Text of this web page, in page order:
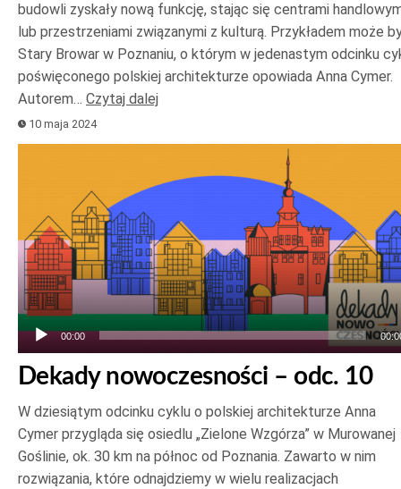
budowli zyskały nową funkcję, stając się centrami
lub przestrzeniami związanymi z kulturą. Przykładem może
Stary Browar w Poznaniu, o którym w jedenastym odcinku
poświęconego polskiej architekturze opowiada Anna Cymer.
Autorem… Czytaj dalej
10 maja 2024
dźwiękowych
00:00
Dekady nowoczesności – odc. 10
W dziesiątym odcinku cyklu o polskiej architekturze Anna
Cymer przygląda się osiedlu „Zielone Wzgórza” w Murowanej
Goślinie, ok. 30 km na północ od Poznania. Zawarto w nim
rozwiązania, które odnajdziemy w wielu realizacjach